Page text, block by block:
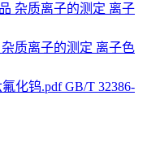
质离子的测定 离子色
GB/T 32386-